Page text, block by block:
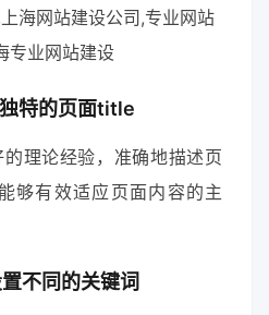
特的页面title
理论经验，准确地描述页
够有效适应页面内容的主
不同的关键词